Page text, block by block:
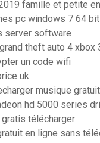
famille et petite
pc windows 7 64
server software
theft auto 4 xbox
un code wifi
uk
musique gratuit
hd 5000 series
télécharger
en ligne sans